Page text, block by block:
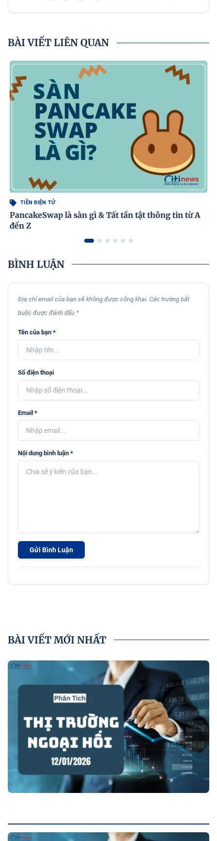
BÀI VIẾT LIÊN QUAN
TIỀN ĐIỆN TỬ
PancakeSwap là sàn gì & Tất tần tật thông tin từ A
đến Z
BÌNH LUẬN
Địa chỉ email của bạn sẽ không được công khai. Các trường bắt
buộc được đánh dấu *
Tên của bạn *
Số điện thoại
Email *
Nội dung bình luận *
Gửi Bình Luận
BÀI VIẾT MỚI NHẤT